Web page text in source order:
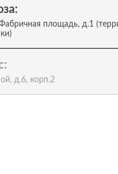
площадь, д.1
д.6, корп.2